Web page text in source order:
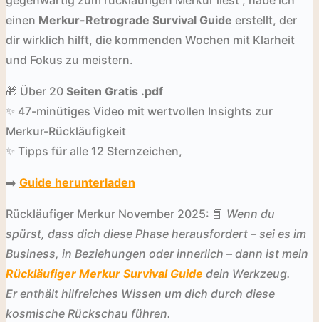
einen Merkur-Retrograde Survival Guide erstellt, der
dir wirklich hilft, die kommenden Wochen mit Klarheit
und Fokus zu meistern.
🎁 Über 20 Seiten Gratis .pdf
✨ 47-minütiges Video mit wertvollen Insights zur
Merkur-Rückläufigkeit
✨ Tipps für alle 12 Sternzeichen,
➡️ Guide herunterladen
Rückläufiger Merkur November 2025: 📘 Wenn du
spürst, dass dich diese Phase herausfordert – sei es im
Business, in Beziehungen oder innerlich – dann ist mein
Rückläufiger Merkur Survival Guide dein Werkzeug.
Er enthält hilfreiches Wissen um dich durch diese
kosmische Rückschau führen.